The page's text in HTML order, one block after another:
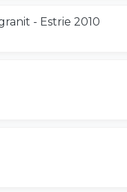
- Estrie 2010